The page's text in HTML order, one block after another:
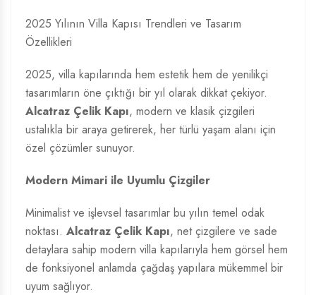
2025 Yılının Villa Kapısı Trendleri ve Tasarım
Özellikleri
2025, villa kapılarında hem estetik hem de yenilikçi
tasarımların öne çıktığı bir yıl olarak dikkat çekiyor.
Alcatraz Çelik Kapı, modern ve klasik çizgileri
ustalıkla bir araya getirerek, her türlü yaşam alanı için
özel çözümler sunuyor.
Modern Mimari ile Uyumlu Çizgiler
Minimalist ve işlevsel tasarımlar bu yılın temel odak
noktası. Alcatraz Çelik Kapı, net çizgilere ve sade
detaylara sahip modern villa kapılarıyla hem görsel hem
de fonksiyonel anlamda çağdaş yapılara mükemmel bir
uyum sağlıyor.